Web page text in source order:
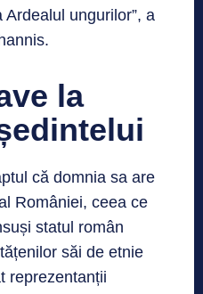
ungurilor”, a
la
că domnia sa are
României, ceea ce
statul român
săi de etnie
reprezentanții